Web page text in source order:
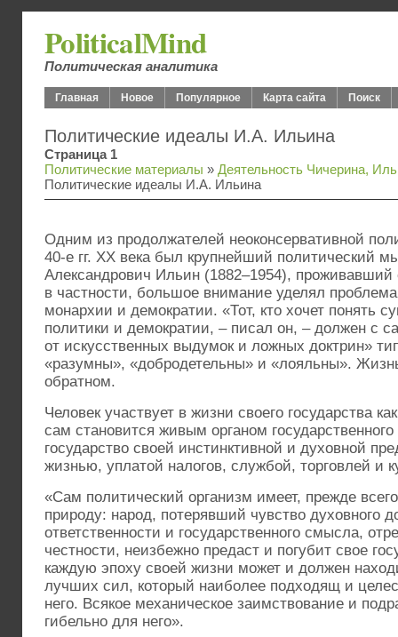
PoliticalMind
Политическая аналитика
Главная Новое Популярное Карта сайта Поиск
Политические идеалы И.А. Ильина
Страница 1
Политические материалы » Деятельность Чичерина,
Политические идеалы И.А. Ильина
Одним из продолжателей неоконсервативной
40‑е гг. XX века был крупнейший политический
Александрович Ильин (1882–1954),
в частности, большое внимание уделял
монархии и демократии. «Тот, кто хочет понять
политики и демократии, – писал он, – должен с
от искусственных выдумок и ложных доктрин»
«разумны», «добродетельны» и «лояльны».
обратном.
Человек участвует в жизни своего государства
сам становится живым органом
государство своей инстинктивной и духовной
жизнью, уплатой налогов, службой, торговлей и
«Сам политический организм имеет, прежде
природу: народ, потерявший чувство духовного
ответственности и государственного смысла,
честности, неизбежно предаст и погубит свое
каждую эпоху своей жизни может и должен
лучших сил, который наиболее подходящ и
него. Всякое механическое заимствование и
гибельно для него».